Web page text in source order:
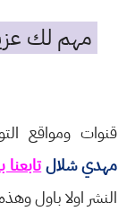
مهم لك
قنوات ومواقع
مهدي شلال
النشر اولا باول